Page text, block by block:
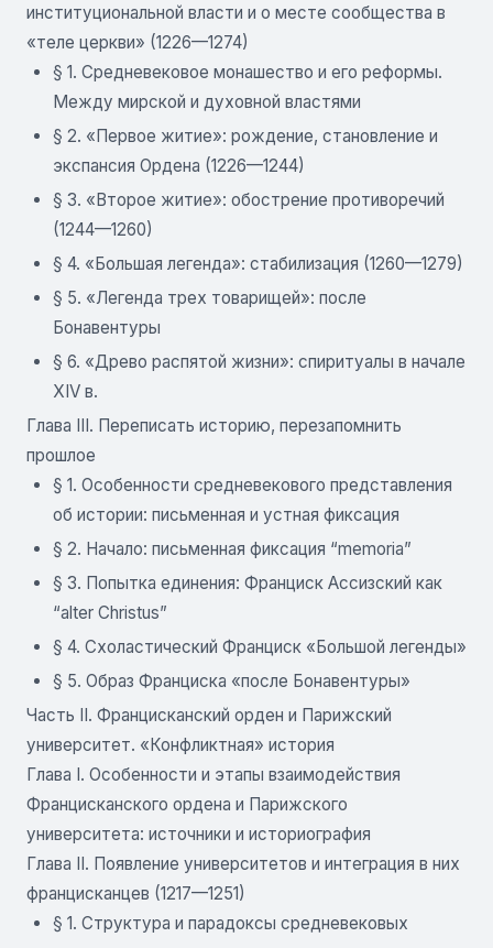
институциональной власти и о месте сообщества в
«теле церкви» (1226—1274)
§ 1. Средневековое монашество и его реформы.
Между мирской и духовной властями
§ 2. «Первое житие»: рождение, становление и
экспансия Ордена (1226—1244)
§ 3. «Второе житие»: обострение противоречий
(1244—1260)
§ 4. «Большая легенда»: стабилизация (1260—1279)
§ 5. «Легенда трех товарищей»: после
Бонавентуры
§ 6. «Древо распятой жизни»: спиритуалы в начале
XIV в.
Глава III. Переписать историю, перезапомнить
прошлое
§ 1. Особенности средневекового представления
об истории: письменная и устная фиксация
§ 2. Начало: письменная фиксация “memoria”
§ 3. Попытка единения: Франциск Ассизский как
“alter Christus”
§ 4. Схоластический Франциск «Большой легенды»
§ 5. Образ Франциска «после Бонавентуры»
Часть II. Францисканский орден и Парижский
университет. «Конфликтная» история
Глава I. Особенности и этапы взаимодействия
Францисканского ордена и Парижского
университета: источники и историография
Глава II. Появление университетов и интеграция в них
францисканцев (1217—1251)
§ 1. Структура и парадоксы средневековых